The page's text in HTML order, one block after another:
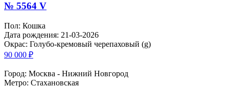
№ 5564 V
Пол: Кошка
Дата рождения: 21-03-2026
Окрас: Голубо-кремовый черепаховый (g)
90 000 ₽
Город: Москва - Нижний Новгород
Метро: Стахановская